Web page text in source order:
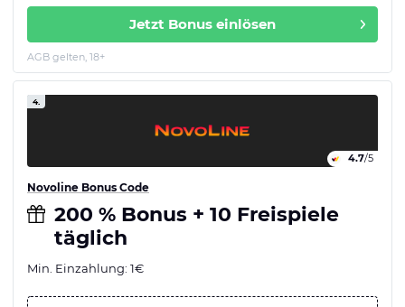
Jetzt Bonus einlösen
AGB gelten, 18+
4.
4.7/5
Novoline Bonus Code
200 % Bonus + 10 Freispiele
täglich
Min. Einzahlung: 1€